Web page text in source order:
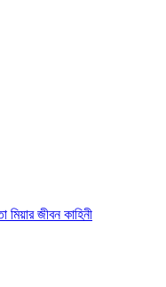
জীবন কাহিনী